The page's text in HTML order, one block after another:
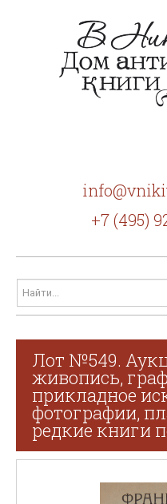
+7 (495)
Лот №549.
живопись,
прикладное
фотографии,
редкие книги